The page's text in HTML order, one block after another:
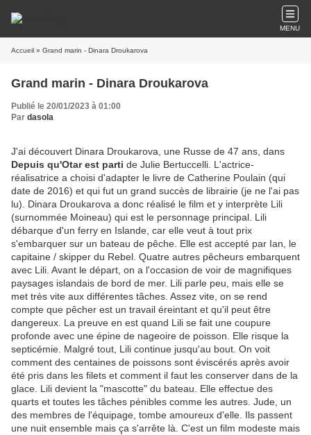
MENU
Accueil » Grand marin - Dinara Droukarova
Grand marin - Dinara Droukarova
Publié le 20/01/2023 à 01:00
Par dasola
J'ai découvert Dinara Droukarova, une Russe de 47 ans, dans
Depuis qu'Otar est parti de Julie Bertuccelli. L'actrice-
réalisatrice a choisi d'adapter le livre de Catherine Poulain (qui
date de 2016) et qui fut un grand succès de librairie (je ne l'ai pas
lu). Dinara Droukarova a donc réalisé le film et y interprète Lili
(surnommée Moineau) qui est le personnage principal. Lili
débarque d'un ferry en Islande, car elle veut à tout prix
s'embarquer sur un bateau de pêche. Elle est accepté par Ian, le
capitaine / skipper du Rebel. Quatre autres pêcheurs embarquent
avec Lili. Avant le départ, on a l'occasion de voir de magnifiques
paysages islandais de bord de mer. Lili parle peu, mais elle se
met très vite aux différentes tâches. Assez vite, on se rend
compte que pêcher est un travail éreintant et qu'il peut être
dangereux. La preuve en est quand Lili se fait une coupure
profonde avec une épine de nageoire de poisson. Elle risque la
septicémie. Malgré tout, Lili continue jusqu'au bout. On voit
comment des centaines de poissons sont éviscérés après avoir
été pris dans les filets et comment il faut les conserver dans de la
glace. Lili devient la "mascotte" du bateau. Elle effectue des
quarts et toutes les tâches pénibles comme les autres. Jude, un
des membres de l'équipage, tombe amoureux d'elle. Ils passent
une nuit ensemble mais ça s'arrête là. C'est un film modeste mais